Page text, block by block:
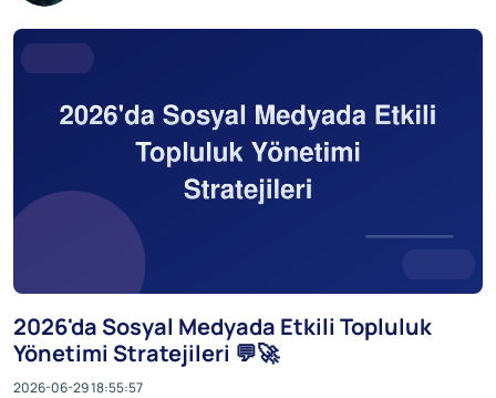
2026'da Sosyal Medyada Etkili Topluluk
Yönetimi Stratejileri 💬🚀
2026-06-29 18:55:57